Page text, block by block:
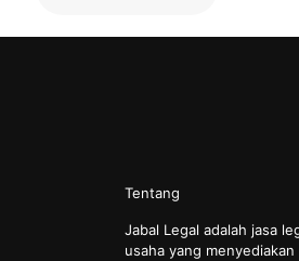
Tentang
Jabal Legal adalah jasa
usaha yang menyediakan